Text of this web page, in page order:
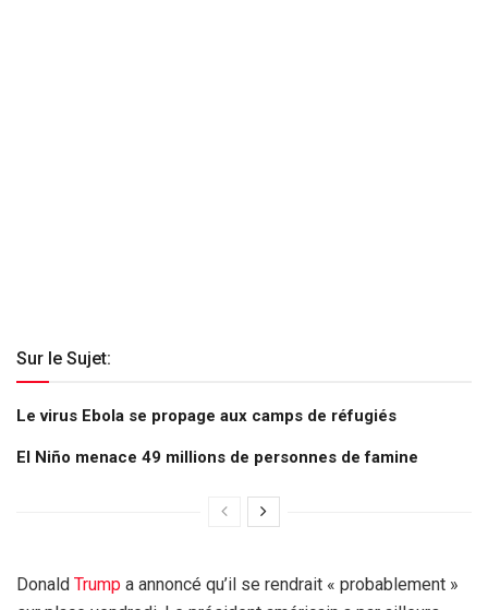
Sur le Sujet:
Le virus Ebola se propage aux camps de réfugiés
El Niño menace 49 millions de personnes de famine
Donald Trump a annoncé qu’il se rendrait « probablement »